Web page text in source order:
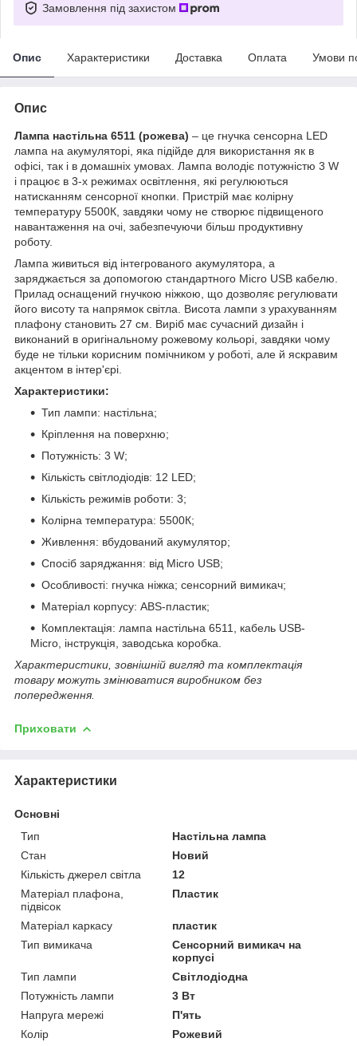
Замовлення під захистом
Опис Характеристики Доставка Оплата Умови
Опис
Лампа настільна 6511 (рожева) – це гнучка сенсорна LED
лампа на акумуляторі, яка підійде для використання як в
офісі, так і в домашніх умовах. Лампа володіє потужністю 3 W
і працює в 3-х режимах освітлення, які регулюються
натисканням сенсорної кнопки. Пристрій має колірну
температуру 5500К, завдяки чому не створює підвищеного
навантаження на очі, забезпечуючи більш продуктивну
роботу.
Лампа живиться від інтегрованого акумулятора, а
заряджається за допомогою стандартного Micro USB кабелю.
Прилад оснащений гнучкою ніжкою, що дозволяє регулювати
його висоту та напрямок світла. Висота лампи з урахуванням
плафону становить 27 см. Виріб має сучасний дизайн і
виконаний в оригінальному рожевому кольорі, завдяки чому
буде не тільки корисним помічником у роботі, але й яскравим
акцентом в інтер'єрі.
Характеристики:
Тип лампи: настільна;
Кріплення на поверхню;
Потужність: 3 W;
Кількість світлодіодів: 12 LED;
Кількість режимів роботи: 3;
Колірна температура: 5500К;
Живлення: вбудований акумулятор;
Спосіб заряджання: від Micro USB;
Особливості: гнучка ніжка; сенсорний вимикач;
Матеріал корпусу: ABS-пластик;
Комплектація: лампа настільна 6511, кабель USB-
Micro, інструкція, заводська коробка.
Характеристики, зовнішній вигляд та комплектація
товару можуть змінюватися виробником без
попередження.
Приховати
Характеристики
Основні
Тип
Настільна лампа
Стан
Новий
Кількість джерел світла
12
Матеріал плафона,
підвісок
Пластик
Матеріал каркасу
пластик
Тип вимикача
Сенсорний вимикач на
корпусі
Тип лампи
Світлодіодна
Потужність лампи
3 Вт
Напруга мережі
П'ять
Колір
Рожевий